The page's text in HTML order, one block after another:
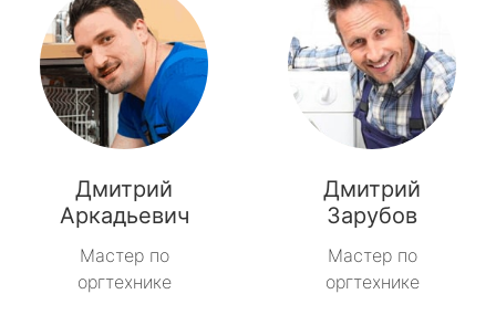
Дмитрий
Аркадьевич
Мастер по
оргтехнике
Дмитрий
Зарубов
Мастер по
оргтехнике